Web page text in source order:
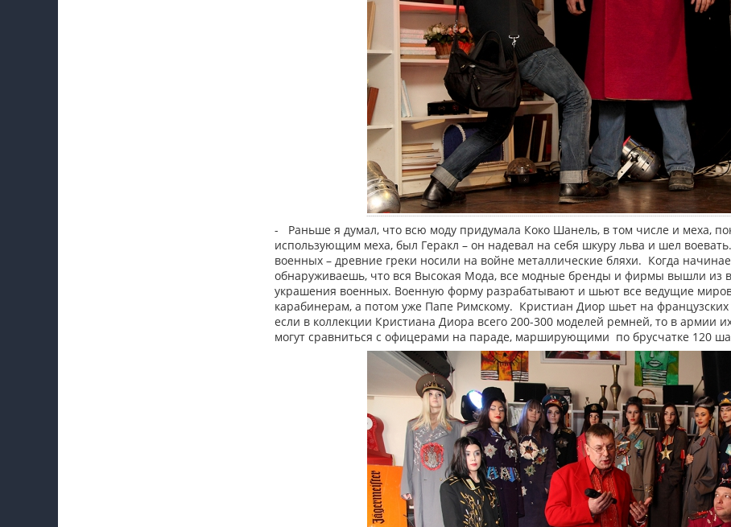
- Раньше я думал, что всю моду придумала Коко Шанель, в том числе и меха,
использующим меха, был Геракл – он надевал на себя шкуру льва и шел
военных – древние греки носили на войне металлические бляхи. Когда
обнаруживаешь, что вся Высокая Мода, все модные бренды и фирмы вышли из
украшения военных. Военную форму разрабатывают и шьют все ведущие
карабинерам, а потом уже Папе Римскому. Кристиан Диор шьет на
если в коллекции Кристиана Диора всего 200-300 моделей ремней, то в армии
могут сравниться с офицерами на параде, марширующими по брусчатке 120